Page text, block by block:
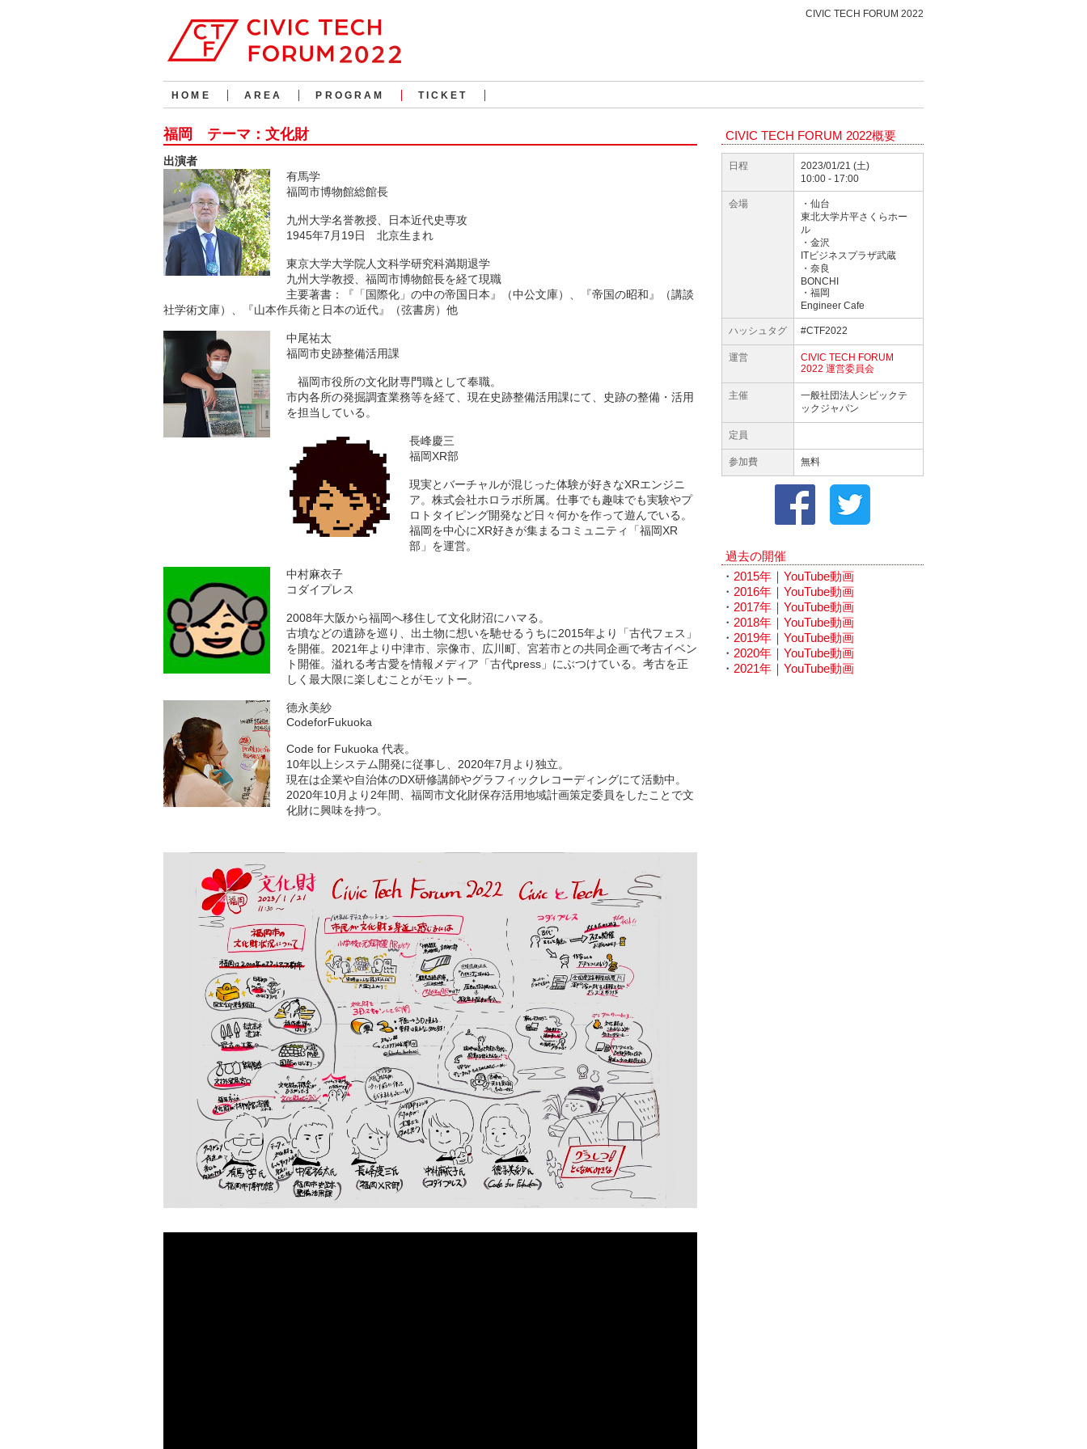
CIVIC TECH FORUM 2022
HOME AREA PROGRAM TICKET
福岡 テーマ：文化財
出演者
有馬学
福岡市博物館総館長
九州大学名誉教授、日本近代史専攻
1945年7月19日 北京生まれ
東京大学大学院人文科学研究科満期退学
九州大学教授、福岡市博物館長を経て現職
主要著書：『「国際化」の中の帝国日本』（中公文庫）、『帝国の昭和』（講談
社学術文庫）、『山本作兵衛と日本の近代』（弦書房）他
中尾祐太
福岡市史跡整備活用課
福岡市役所の文化財専門職として奉職。
市内各所の発掘調査業務等を経て、現在史跡整備活用課にて、史跡の整備・活用
を担当している。
長峰慶三
福岡XR部
現実とバーチャルが混じった体験が好きなXRエンジニ
ア。株式会社ホロラボ所属。仕事でも趣味でも実験やプ
ロトタイピング開発など日々何かを作って遊んでいる。
福岡を中心にXR好きが集まるコミュニティ「福岡XR
部」を運営。
中村麻衣子
コダイプレス
2008年大阪から福岡へ移住して文化財沼にハマる。
古墳などの遺跡を巡り、出土物に想いを馳せるうちに2015年より「古代フェス」
を開催。2021年より中津市、宗像市、広川町、宮若市との共同企画で考古イベン
ト開催。溢れる考古愛を情報メディア「古代press」にぶつけている。考古を正
しく最大限に楽しむことがモットー。
德永美紗
CodeforFukuoka
Code for Fukuoka 代表。
10年以上システム開発に従事し、2020年7月より独立。
現在は企業や自治体のDX研修講師やグラフィックレコーディングにて活動中。
2020年10月より2年間、福岡市文化財保存活用地域計画策定委員をしたことで文
化財に興味を持つ。
CIVIC TECH FORUM 2022概要
日程
2023/01/21 (土)
10:00 - 17:00
会場
・仙台
東北大学片平さくらホー
ル
・金沢
ITビジネスプラザ武蔵
・奈良
BONCHI
・福岡
Engineer Cafe
ハッシュタグ #CTF2022
運営
CIVIC TECH FORUM
2022 運営委員会
主催
一般社団法人シビックテ
ックジャパン
定員
参加費 無料
過去の開催
・ 2015年
YouTube動画
・ 2016年
YouTube動画
・ 2017年
YouTube動画
・ 2018年
YouTube動画
・ 2019年
YouTube動画
・ 2020年
YouTube動画
・ 2021年 YouTube動画